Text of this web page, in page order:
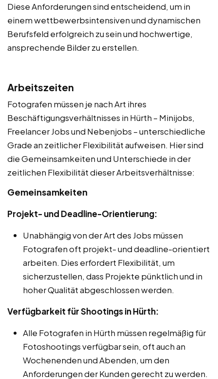
Diese Anforderungen sind entscheidend, um in
einem wettbewerbsintensiven und dynamischen
Berufsfeld erfolgreich zu sein und hochwertige,
ansprechende Bilder zu erstellen.
Arbeitszeiten
Fotografen müssen je nach Art ihres
Beschäftigungsverhältnisses in Hürth – Minijobs,
Freelancer Jobs und Nebenjobs – unterschiedliche
Grade an zeitlicher Flexibilität aufweisen. Hier sind
die Gemeinsamkeiten und Unterschiede in der
zeitlichen Flexibilität dieser Arbeitsverhältnisse:
Gemeinsamkeiten
Projekt- und Deadline-Orientierung:
Unabhängig von der Art des Jobs müssen
Fotografen oft projekt- und deadline-orientiert
arbeiten. Dies erfordert Flexibilität, um
sicherzustellen, dass Projekte pünktlich und in
hoher Qualität abgeschlossen werden.
Verfügbarkeit für Shootings in Hürth:
Alle Fotografen in Hürth müssen regelmäßig für
Fotoshootings verfügbar sein, oft auch an
Wochenenden und Abenden, um den
Anforderungen der Kunden gerecht zu werden.